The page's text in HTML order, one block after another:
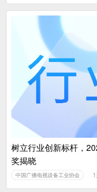
树立行业创新标杆，
奖揭晓
中国广播电视设备工业协会